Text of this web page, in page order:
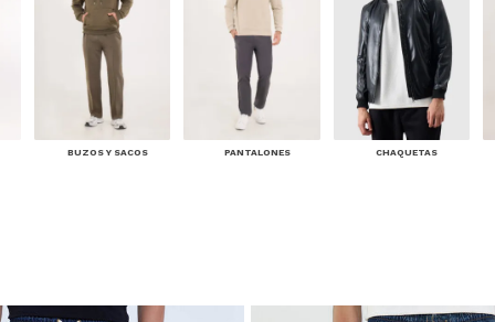
BUZOS Y SACOS PANTALONES CHAQUETAS